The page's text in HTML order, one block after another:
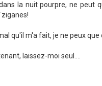
la nuit pourpre, ne peut
qu'il m'a fait, je ne peux
laissez-moi seul....